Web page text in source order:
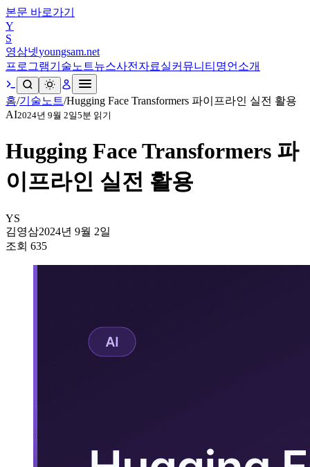
본문 바로가기
Y
S
영삼넷youngsam.net
프로그램기술노트뉴스사전 자료실커뮤니티 명언 소개
홈/기술노트/Hugging Face Transformers 파이프라인 실전 활용
AI2024년 9월 2일5분 읽기
Hugging Face Transformers 파
이프라인 실전 활용
YS
김영삼2024년 9월 2일
조회 635